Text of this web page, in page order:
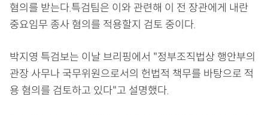
혐의를 받는다.특검팀은 이와 관련해 이 전 장관에게 내란
중요임무 종사 혐의를 적용할지 검토 중이다.
박지영 특검보는 이날 브리핑에서 "정부조직법상 행안부의
관장 사무나 국무위원으로서의 헌법적 책무를 바탕으로 적
용 혐의를 검토하고 있다"고 설명했다.